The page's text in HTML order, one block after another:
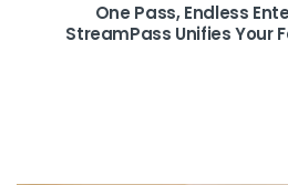
One Pass, Endless
StreamPass Unifies Your